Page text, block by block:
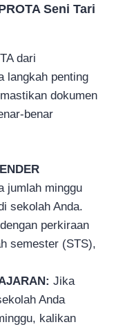
Seni Tari
dari
langkah penting
dokumen
benar
jumlah minggu
sekolah Anda.
perkiraan
semester (STS),
Jika
Anda
kalikan